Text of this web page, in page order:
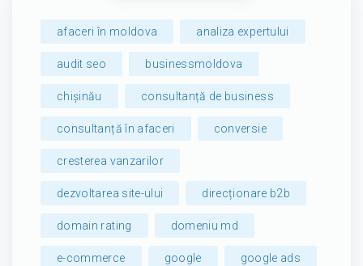
afaceri în moldova analiza expertului
audit seo businessmoldova
chișinău consultanță de business
consultanță în afaceri conversie
cresterea vanzarilor
dezvoltarea site-ului direcționare b2b
domain rating domeniu md
e-commerce google google ads